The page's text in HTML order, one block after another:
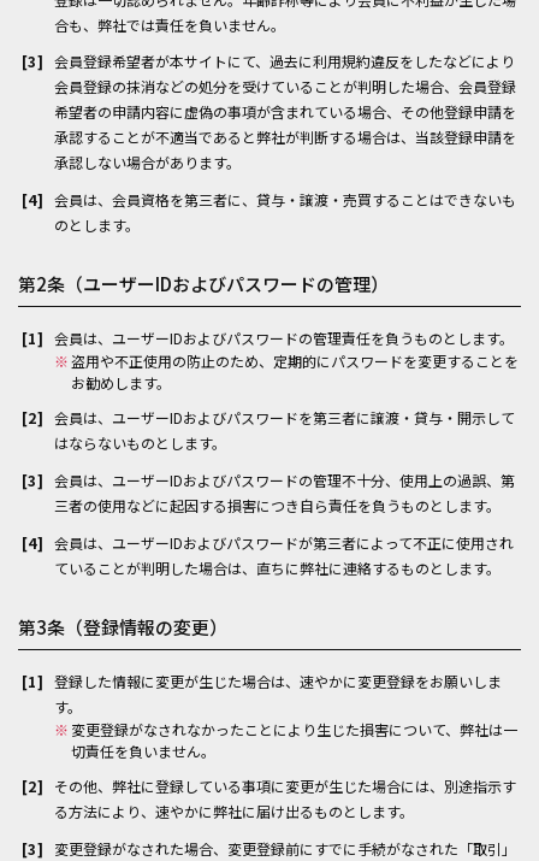
合も、弊社では責任を負いません。
会員登録希望者が本サイトにて、過去に利用規約違反をしたなどにより
会員登録の抹消などの処分を受けていることが判明した場合、会員登録
希望者の申請内容に虚偽の事項が含まれている場合、その他登録申請を
承認することが不適当であると弊社が判断する場合は、当該登録申請を
承認しない場合があります。
会員は、会員資格を第三者に、貸与・譲渡・売買することはできないも
のとします。
第2条（ユーザーIDおよびパスワードの管理）
会員は、ユーザーIDおよびパスワードの管理責任を負うものとします。
※盗用や不正使用の防止のため、定期的にパスワードを変更することを
お勧めします。
会員は、ユーザーIDおよびパスワードを第三者に譲渡・貸与・開示して
はならないものとします。
会員は、ユーザーIDおよびパスワードの管理不十分、使用上の過誤、第
三者の使用などに起因する損害につき自ら責任を負うものとします。
会員は、ユーザーIDおよびパスワードが第三者によって不正に使用され
ていることが判明した場合は、直ちに弊社に連絡するものとします。
第3条（登録情報の変更）
登録した情報に変更が生じた場合は、速やかに変更登録をお願いしま
す。
※ 変更登録がなされなかったことにより生じた損害について、弊社は一
切責任を負いません。
その他、弊社に登録している事項に変更が生じた場合には、別途指示す
る方法により、速やかに弊社に届け出るものとします。
変更登録がなされた場合、変更登録前にすでに手続がなされた「取引」